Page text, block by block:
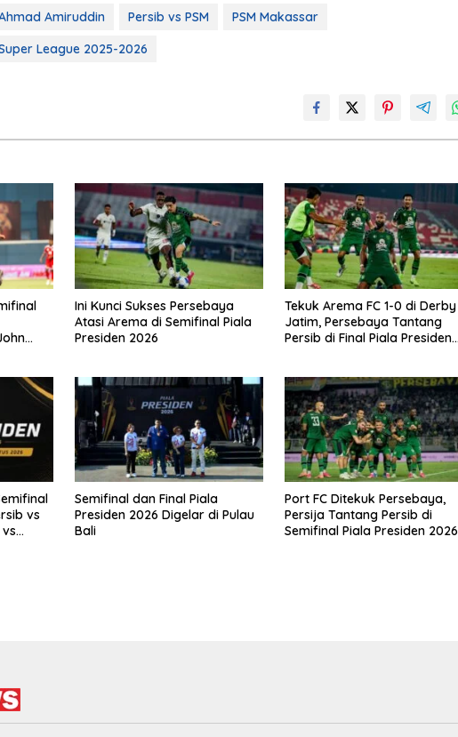
Amiruddin Persib vs PSM
PSM Makassar
League 2025-2026
Ini Kunci Sukses Persebaya
Atasi Arema di Semifinal Piala
Presiden 2026
Tekuk Arema FC 1-0 di Derby
Jatim, Persebaya Tantang
Persib di Final Piala Presiden
vs
Semifinal dan Final Piala
Presiden 2026 Digelar di Pulau
Bali
Port FC Ditekuk Persebaya,
Persija Tantang Persib di
Semifinal Piala Presiden 2026